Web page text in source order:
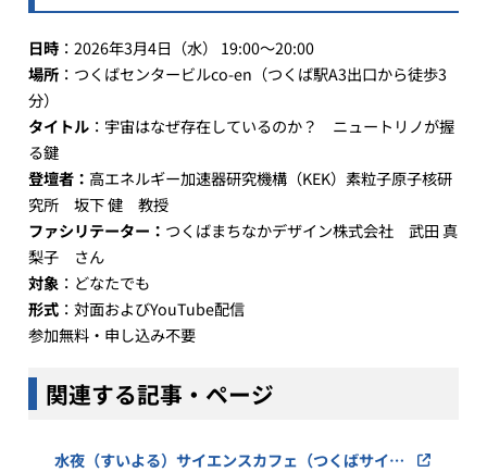
日時 ：2026年3月4日（水） 19:00～20:00
場所 ：つくばセンタービルco-en（つくば駅A3出口から徒歩3
分）
タイトル ：宇宙はなぜ存在しているのか？ ニュートリノが握
る鍵
登壇者： 高エネルギー加速器研究機構（KEK）素粒子原子核研
究所 坂下 健 教授
ファシリテーター： つくばまちなかデザイン株式会社 武田 真
梨子 さん
対象 ：どなたでも
形式 ：対面およびYouTube配信
参加無料・申し込み不要
関連する記事・ページ
水夜（すいよる）サイエンスカフェ（つくばサイエ